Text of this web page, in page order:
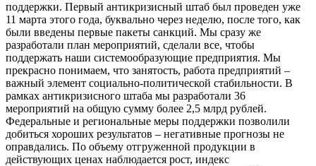
поддержки. Первый антикризисный штаб был проведен уже
11 марта этого года, буквально через неделю, после того, как
были введены первые пакеты санкций. Мы сразу же
разработали план мероприятий, сделали все, чтобы
поддержать наши системообразующие предприятия. Мы
прекрасно понимаем, что занятость, работа предприятий –
важный элемент социально-политической стабильности. В
рамках антикризисного штаба мы разработали 36
мероприятий на общую сумму более 2,5 млрд рублей.
Федеральные и региональные меры поддержки позволили
добиться хороших результатов – негативные прогнозы не
оправдались. По объему отгруженной продукции в
действующих ценах наблюдается рост, индекс